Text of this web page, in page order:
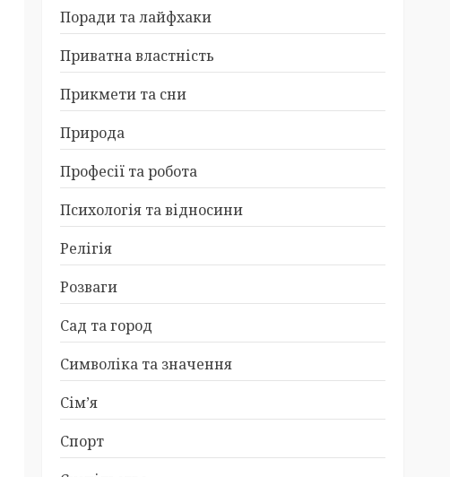
Поради та лайфхаки
Приватна властність
Прикмети та сни
Природа
Професії та робота
Психологія та відносини
Релігія
Розваги
Сад та город
Символіка та значення
Сім’я
Спорт